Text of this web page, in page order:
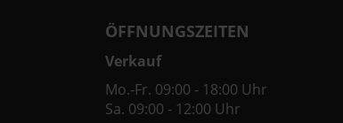
ÖFFNUNGSZEITEN
Verkauf
Mo.-Fr. 09:00 - 18:00 Uhr
Sa. 09:00 - 12:00 Uhr